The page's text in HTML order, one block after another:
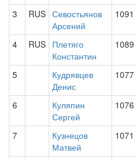
3 RUS Севостьянов
Арсений
1091
4 RUS Плетяго
Константин
1089
5
Кудрявцев
Денис
1077
6
Куляпин
Сергей
1076
7
Кузнецов
Матвей
1071